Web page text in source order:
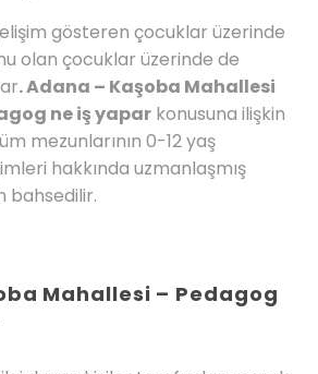
gösteren çocuklar üzerinde
olan çocuklar üzerinde de
. Adana – Kaşoba Mahallesi
ne iş yapar konusuna ilişkin
mezunlarının 0-12 yaş
hakkında uzmanlaşmış
bahsedilir.
Mahallesi – Pedagog